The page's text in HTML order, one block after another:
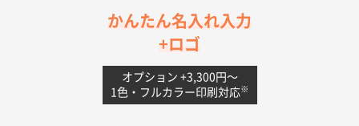
茨城県G社様
300枚
値段と注文のしやすさ
かんたん名入れ入力
+ロゴ
オプション +3,300円〜
1色・フルカラー印刷対応※